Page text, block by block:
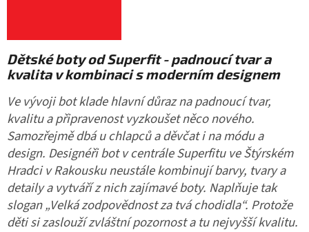
Dětskéboty od Superfit - padnoucí tvar a
kvalita v kombinaci s moderním designem
Ve vývoji bot klade hlavní důraz na padnoucí tvar,
kvalitu a připravenost vyzkoušet něco nového.
Samozřejmě dbá u chlapců a děvčat i na módu a
design. Designéři bot v centrále Superfitu ve Štýrském
Hradci v Rakousku neustále kombinují barvy, tvary a
detaily a vytváří z nich zajímavé boty. Naplňuje tak
slogan „Velká zodpovědnost za tvá chodidla“. Protože
děti si zaslouží zvláštní pozornost a tu nejvyšší kvalitu.